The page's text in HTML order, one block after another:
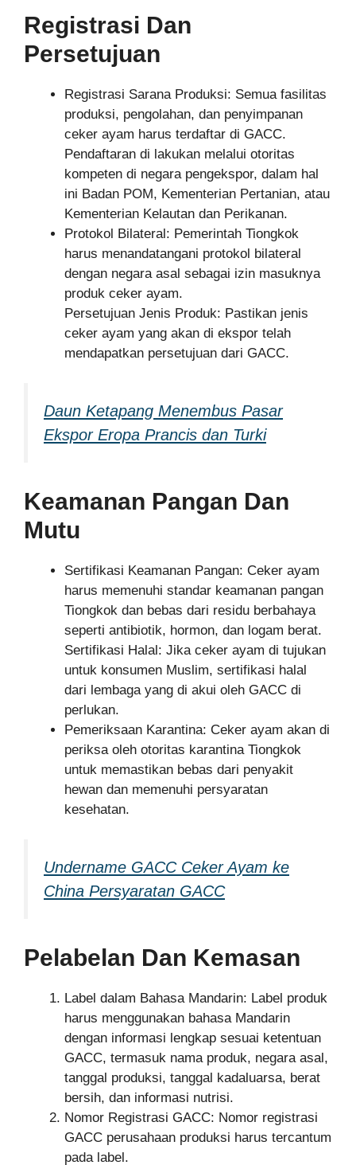
Registrasi Dan
Persetujuan
Registrasi Sarana Produksi: Semua fasilitas
produksi, pengolahan, dan penyimpanan
ceker ayam harus terdaftar di GACC.
Pendaftaran di lakukan melalui otoritas
kompeten di negara pengekspor, dalam hal
ini Badan POM, Kementerian Pertanian, atau
Kementerian Kelautan dan Perikanan.
Protokol Bilateral: Pemerintah Tiongkok
harus menandatangani protokol bilateral
dengan negara asal sebagai izin masuknya
produk ceker ayam.
Persetujuan Jenis Produk: Pastikan jenis
ceker ayam yang akan di ekspor telah
mendapatkan persetujuan dari GACC.
Daun Ketapang Menembus Pasar
Ekspor Eropa Prancis dan Turki
Keamanan Pangan Dan
Mutu
Sertifikasi Keamanan Pangan: Ceker ayam
harus memenuhi standar keamanan pangan
Tiongkok dan bebas dari residu berbahaya
seperti antibiotik, hormon, dan logam berat.
Sertifikasi Halal: Jika ceker ayam di tujukan
untuk konsumen Muslim, sertifikasi halal
dari lembaga yang di akui oleh GACC di
perlukan.
Pemeriksaan Karantina: Ceker ayam akan di
periksa oleh otoritas karantina Tiongkok
untuk memastikan bebas dari penyakit
hewan dan memenuhi persyaratan
kesehatan.
Undername GACC Ceker Ayam ke
China Persyaratan GACC
Pelabelan Dan Kemasan
Label dalam Bahasa Mandarin: Label produk
harus menggunakan bahasa Mandarin
dengan informasi lengkap sesuai ketentuan
GACC, termasuk nama produk, negara asal,
tanggal produksi, tanggal kadaluarsa, berat
bersih, dan informasi nutrisi.
Nomor Registrasi GACC: Nomor registrasi
GACC perusahaan produksi harus tercantum
pada label.